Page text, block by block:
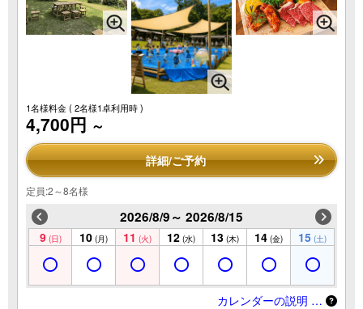
1名様料金( 2名様1卓利用時 )
4,700円 ～
詳細/ご予約
定員:2～8名様
2026/8/9～ 2026/8/15
9 (日) 10 (月) 11 (火) 12 (水) 13 (木) 14 (金) 15 (土)
カレンダーの説明 …